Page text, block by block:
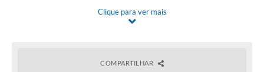
Data da sessão Pública: 30/10/2019 Horário: 10h00 Local:
Prefeitura Municipal de Contagem – Praça Presidente
Clique para ver mais
COMPARTILHAR